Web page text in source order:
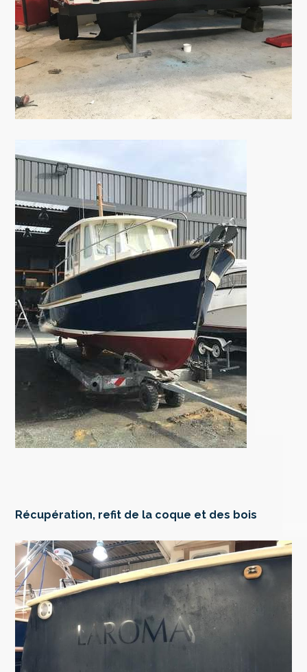
Récupération, refit de la coque et des bois